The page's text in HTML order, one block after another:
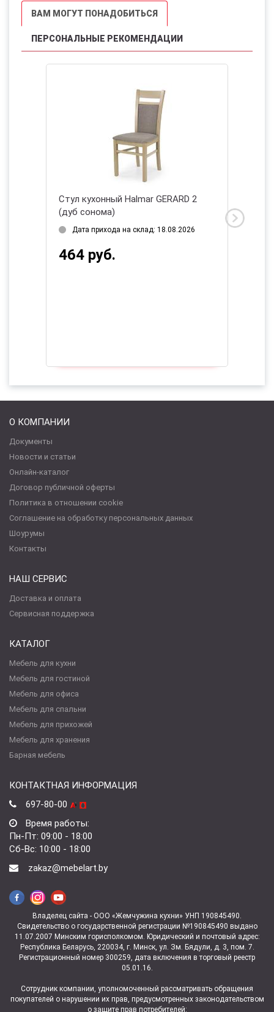
ВАМ МОГУТ ПОНАДОБИТЬСЯ
ПЕРСОНАЛЬНЫЕ РЕКОМЕНДАЦИИ
Halmar GERARD 2
на склад: 18.08.2026
Стул кухонный Halmar K344
Есть в наличии 1 шт.
О КОМПАНИИ
Документы
Новости и статьи
Онлайн-каталог
Договор публичной оферты
Политика в отношении cookie
Соглашение на обработку персональных данных
Шоурумы
Контакты
НАШ СЕРВИС
Доставка и оплата
Сервисная поддержка
КАТАЛОГ
Мебель для кухни
Мебель для гостиной
Мебель для офиса
Мебель для спальни
Мебель для прихожей
Мебель для хранения
Барная мебель
КОНТАКТНАЯ ИНФОРМАЦИЯ
697-80-00
Время работы:
Пн-Пт: 09:00 - 18:00
Сб-Вс: 10:00 - 18:00
zakaz@mebelart.by
Владелец сайта - ООО «Жемчужина кухни» УНП 190845490.
Свидетельство о государственной регистрации №190845490 выдано
11.07.2007 Минским горисполкомом. Юридический и почтовый адрес:
Республика Беларусь, 220034, г. Минск, ул. Зм. Бядули, д. 3, пом. 7.
Регистрационный номер 300259, дата включения в торговый реестр
05.01.16.
Сотрудник компании, уполномоченный рассматривать обращения
покупателей о нарушении их прав, предусмотренных законодательством
о защите прав потребителей: